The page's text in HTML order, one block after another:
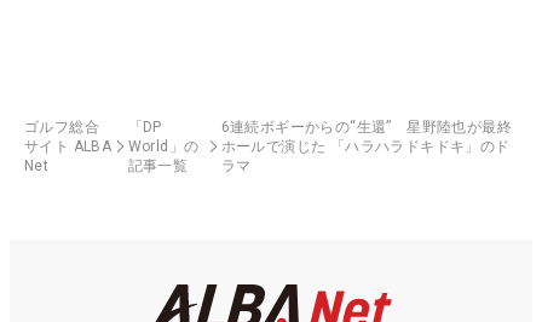
ゴルフ総合
サイト ALBA
Net
「DP
World」の
記事一覧
6連続ボギーからの“生還” 星野陸也が最終
ホールで演じた 「ハラハラドキドキ」のド
ラマ